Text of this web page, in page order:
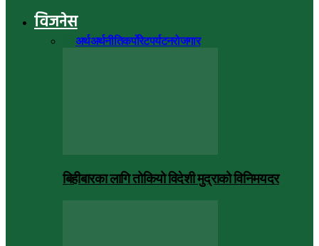
विजनेस
अर्थअर्थनीतिकर्पोरेटपर्यटनरोजगार
बिहीबारका लागि तोकियो विदेशी मुद्राको विनिमयदर